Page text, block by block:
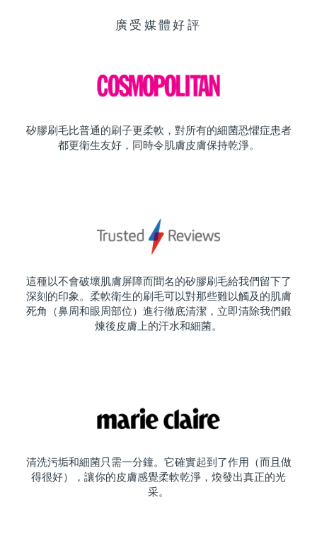
廣受媒體好評
矽膠刷毛比普通的刷子更柔軟，對所有的細菌恐懼症患者
都更衛生友好，同時令肌膚皮膚保持乾淨。
這種以不會破壞肌膚屏障而聞名的矽膠刷毛給我們留下了
深刻的印象。柔軟衛生的刷毛可以對那些難以觸及的肌膚
死角（鼻周和眼周部位）進行徹底清潔，立即清除我們鍛
煉後皮膚上的汗水和細菌。
清洗污垢和細菌只需一分鐘。它確實起到了作用（而且做
得很好），讓你的皮膚感覺柔軟乾淨，煥發出真正的光
采。